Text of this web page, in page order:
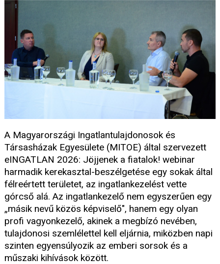
A Magyarországi Ingatlantulajdonosok és
Társasházak Egyesülete (MITOE) által szervezett
eINGATLAN 2026: Jöjjenek a fiatalok! webinar
harmadik kerekasztal-beszélgetése egy sokak által
félreértett területet, az ingatlankezelést vette
górcső alá. Az ingatlankezelő nem egyszerűen egy
„másik nevű közös képviselő", hanem egy olyan
profi vagyonkezelő, akinek a megbízó nevében,
tulajdonosi szemlélettel kell eljárnia, miközben napi
szinten egyensúlyozik az emberi sorsok és a
műszaki kihívások között.